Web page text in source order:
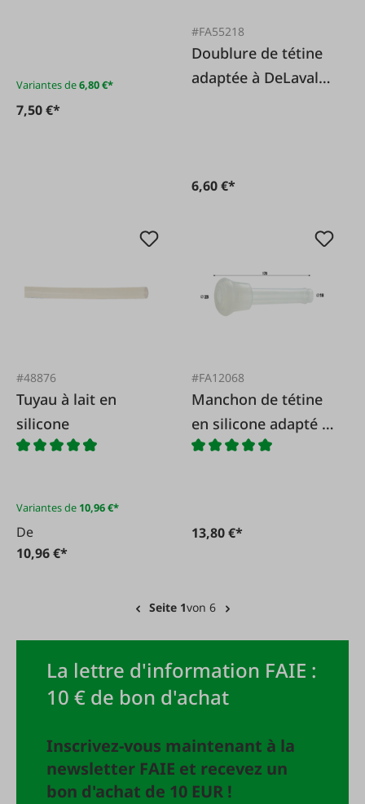
Variantes de6,80 €*
7,50 €*
#FA55218
Doublure de tétine
adaptée à DeLaval
6,60 €*
#48876
Tuyau à lait en
silicone
Variantes de 10,96 €*
De
10,96 €*
#FA12068
Manchon de tétine
en silicone adapté à
GEA/Westfalia
13,80 €*
Seite 1von 6
La lettre d'information FAIE :
10 € de bon d'achat
Inscrivez-vous maintenant à la
newsletter FAIE et recevez un
bon d'achat de 10 EUR !